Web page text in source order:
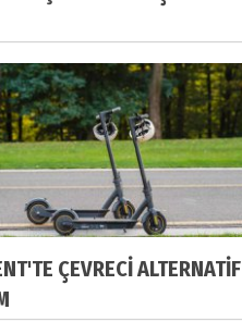
ÇEVRECİ ALTERNATİF